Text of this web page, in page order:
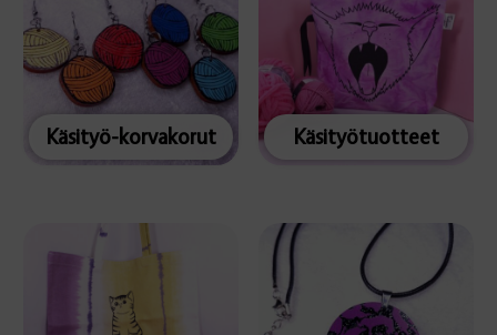
Käsityö-korvakorut Käsityötuotteet